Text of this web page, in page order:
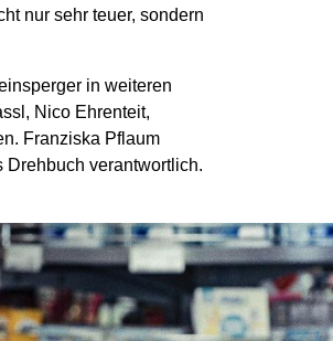
nur sehr teuer, sondern
in weiteren
Nico Ehrenteit,
Franziska Pflaum
verantwortlich.